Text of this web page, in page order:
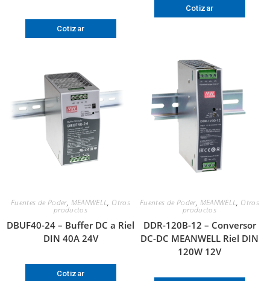
Cotizar
Cotizar
Fuentes de Poder, MEANWELL, Otros
productos
DBUF40-24 – Buffer DC a Riel
DIN 40A 24V
Cotizar
Fuentes de Poder, MEANWELL, Otros
productos
DDR-120B-12 – Conversor
DC-DC MEANWELL Riel DIN
120W 12V